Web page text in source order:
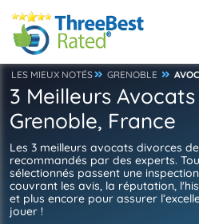
LES MIEUX NOTÉS GRENOBLE
3 Meilleurs
Grenoble, France
Les 3 meilleurs avocats divorces
recommandés par des experts.
sélectionnés passent une
couvrant les avis, la réputation,
et plus encore pour assurer
jouer !